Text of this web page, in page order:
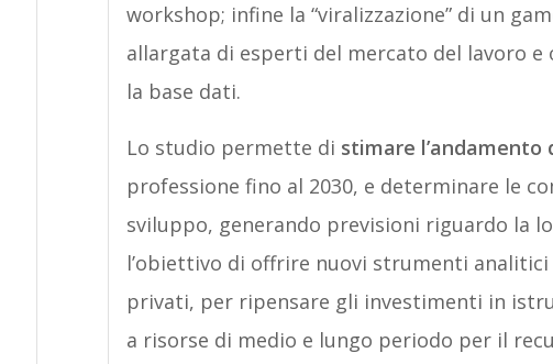
workshop; infine la “viralizzazione” di un
allargata di esperti del mercato del lavoro
la base dati.
Lo studio permette di stimare
professione fino al 2030, e determinare le
sviluppo, generando previsioni riguardo la
l’obiettivo di offrire nuovi strumenti
privati, per ripensare gli investimenti in
a risorse di medio e lungo periodo per il